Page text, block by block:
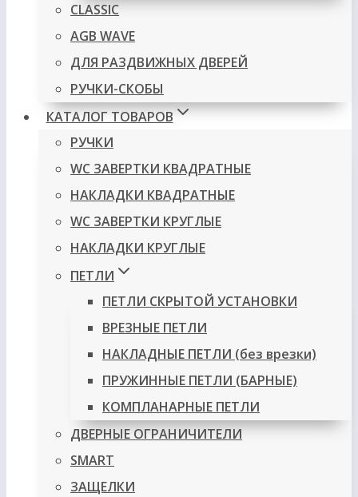
CLASSIC
AGB WAVE
ДЛЯ РАЗДВИЖНЫХ ДВЕРЕЙ
РУЧКИ-СКОБЫ
КАТАЛОГ ТОВАРОВ
РУЧКИ
WC ЗАВЕРТКИ КВАДРАТНЫЕ
НАКЛАДКИ КВАДРАТНЫЕ
WC ЗАВЕРТКИ КРУГЛЫЕ
НАКЛАДКИ КРУГЛЫЕ
ПЕТЛИ
ПЕТЛИ СКРЫТОЙ УСТАНОВКИ
ВРЕЗНЫЕ ПЕТЛИ
НАКЛАДНЫЕ ПЕТЛИ (без врезки)
ПРУЖИННЫЕ ПЕТЛИ (БАРНЫЕ)
КОМПЛАНАРНЫЕ ПЕТЛИ
ДВЕРНЫЕ ОГРАНИЧИТЕЛИ
SMART
ЗАЩЕЛКИ